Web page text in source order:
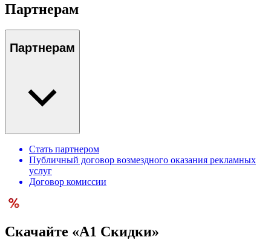
Партнерам
Партнерам
Стать партнером
Публичный договор возмездного оказания рекламных
услуг
Договор комиссии
Скачайте «А1 Скидки»